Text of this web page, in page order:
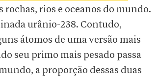
rochas, rios e oceanos do mundo.
urânio-238. Contudo,
átomos de uma versão mais
seu primo mais pesado passa
a proporção dessas duas